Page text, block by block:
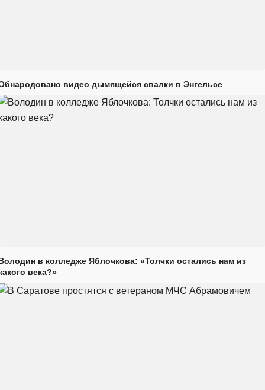
видео дымящейся свалки в Энгельсе
в колледже Яблочкова: «Толчки остались нам из
века?»